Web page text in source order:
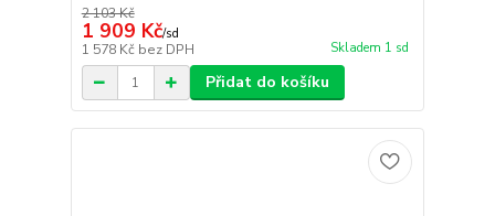
2 103 Kč
1 909 Kč/sd
1 578 Kč bez DPH Skladem 1 sd
Přidat do košíku